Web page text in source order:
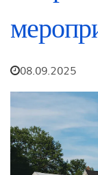
08.09.2025